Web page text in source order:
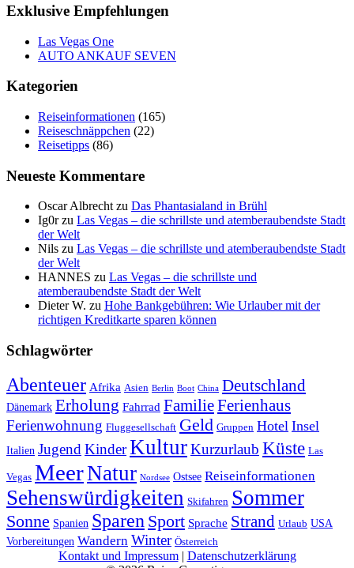
Exklusive Empfehlungen
Las Vegas One
AUTO ANKAUF SEVEN
Kategorien
Reiseinformationen (165)
Reiseschnäppchen (22)
Reisetipps (86)
Neueste Kommentare
Oscar Albrechtzu Das Phantasialand in Brühl
Ig0rzu Las Vegas – die schrillste und atemberaubendste Stadt
der Welt
Nils zu Las Vegas – die schrillste und atemberaubendste Stadt
der Welt
HANNES zu Las Vegas – die schrillste und
atemberaubendste Stadt der Welt
Dieter W. zu Hohe Bankgebühren: Wie Urlauber mit der
richtigen Kreditkarte sparen können
Schlagwörter
Abenteuer Afrika Asien Berlin Boot China Deutschland
Dänemark Erholung Fahrrad FamilieFerienhaus
Ferienwohnung Fluggesellschaft Geld Gruppen Hotel Insel
Italien Jugend KinderKulturKurzurlaub Küste Las
Vegas MeerNatur Nordsee Ostsee Reiseinformationen
Sehenswürdigkeiten Skifahren Sommer
Sonne Spanien Sparen Sport Sprache Strand Urlaub USA
Vorbereitungen Wandern Winter Österreich
Kontakt und Impressum| Datenschutzerklärung